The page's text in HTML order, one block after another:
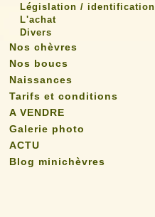
Législation / identification
L'achat
Divers
Nos chèvres
Nos boucs
Naissances
Tarifs et conditions
A VENDRE
Galerie photo
ACTU
Blog minichèvres